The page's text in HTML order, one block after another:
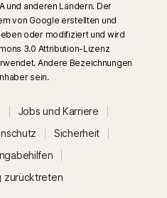
Informationen zur Überwachung
Fingerabdruck-Authentifizierung
über eine unterstützte
auf dem die App installiert ist.
angemeldet sein und die
haben.
und anderen Ländern. Der
von Google erstellten und
oder modifiziert und wird
3.0 Attribution-Lizenz
Andere Bezeichnungen
sein.
Jobs und Karriere
Sicherheit
zurücktreten